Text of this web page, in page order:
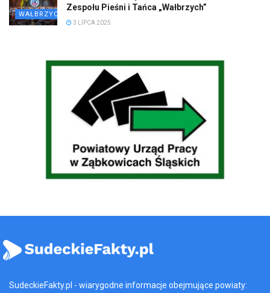
WAŁBRZYCH
Zespołu Pieśni i Tańca „Wałbrzych”
3 LIPCA 2025
SudeckieFakty.pl - wiarygodne informacje obejmujące powiaty: